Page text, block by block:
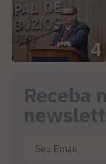
4
Receba